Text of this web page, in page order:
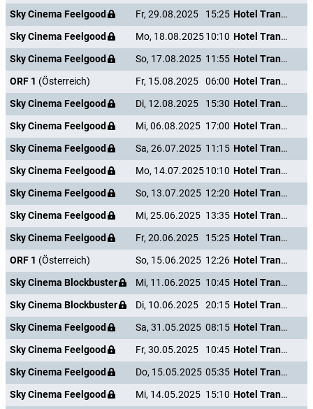
Sky Cinema Feelgood Fr, 29.08.2025 15:25
Hotel Transsilvanien 2
Sky Cinema Feelgood
Mo, 18.08.202510:10
Hotel Transsilvanien 2
Sky Cinema Feelgood
So, 17.08.2025 11:55
Hotel Transsilvanien 2
ORF 1 (Österreich) Fr, 15.08.2025 06:00
Hotel Transsilvanien 2
Sky Cinema Feelgood
Di, 12.08.2025 15:30
Hotel Transsilvanien 2
Sky Cinema Feelgood
Mi, 06.08.2025 17:00
Hotel Transsilvanien 2
Sky Cinema Feelgood
Sa, 26.07.2025 11:15
Hotel Transsilvanien 2
Sky Cinema Feelgood
Mo, 14.07.202510:10
Hotel Transsilvanien 2
Sky Cinema Feelgood
So, 13.07.2025 12:20
Hotel Transsilvanien 2
Sky Cinema Feelgood
Mi, 25.06.2025 13:35
Hotel Transsilvanien 2
Sky Cinema Feelgood
Fr, 20.06.2025 15:25
Hotel Transsilvanien 2
ORF 1 (Österreich) So, 15.06.2025 12:26
Hotel Transsilvanien 2
Sky Cinema Blockbuster
Mi, 11.06.2025 10:45
Hotel Transsilvanien 2
Sky Cinema Blockbuster
Di, 10.06.2025 20:15
Hotel Transsilvanien 2
Sky Cinema Feelgood
Sa, 31.05.2025 08:15
Hotel Transsilvanien 2
Sky Cinema Feelgood
Fr, 30.05.2025 10:45
Hotel Transsilvanien 2
Sky Cinema Feelgood
Do, 15.05.2025 05:35
Hotel Transsilvanien 2
Sky Cinema Feelgood
Mi, 14.05.2025 15:10
Hotel Transsilvanien 2